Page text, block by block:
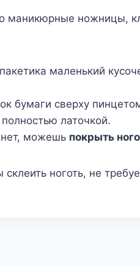
маникюрные ножницы,
маленький
бумаги сверху
латочкой.
можешь покрыть
ноготь, не